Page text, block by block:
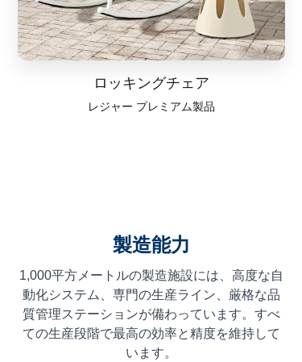
ロッキングチェア
レジャー プレミアム製品
製造能力
1,000平方メートルの製造施設には、高度な自
動化システム、専門の生産ライン、厳格な品
質管理ステーションが備わっています。すべ
ての生産段階で最高の効率と精度を維持して
います。